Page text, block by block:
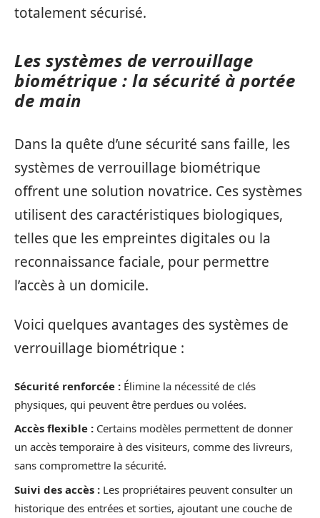
totalement sécurisé.
Les systèmes de verrouillage
biométrique : la sécurité à portée
de main
Dans la quête d’une sécurité sans faille, les
systèmes de verrouillage biométrique
offrent une solution novatrice. Ces systèmes
utilisent des caractéristiques biologiques,
telles que les empreintes digitales ou la
reconnaissance faciale, pour permettre
l’accès à un domicile.
Voici quelques avantages des systèmes de
verrouillage biométrique :
Sécurité renforcée : Élimine la nécessité de clés
physiques, qui peuvent être perdues ou volées.
Accès flexible : Certains modèles permettent de donner
un accès temporaire à des visiteurs, comme des livreurs,
sans compromettre la sécurité.
Suivi des accès : Les propriétaires peuvent consulter un
historique des entrées et sorties, ajoutant une couche de